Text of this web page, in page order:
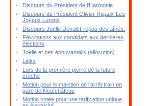
Discours du Président de l'Harmonie
Discours du Président Olivier Rigaux-Les
Joyeux Lurons
Discours Joëlle Devalet-repas des aînés.
Félicitations aux candidats aux dernières
élections
Joelle et ses épouvantails (allocution)
Links
Lors de la première pierre de la future
crèche
Motion pour le maintien de l'arrêt train en
gare de Neufchâteau
Motion votée pour une tarification unique